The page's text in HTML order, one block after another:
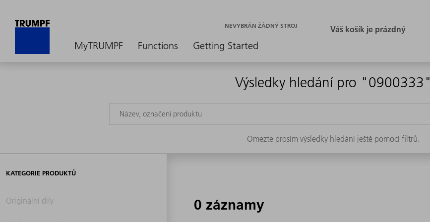
MyTRUMPF Functions Getting Started
NEVYBRÁN ŽÁDNÝ STROJ
Výsledky hledání pro "0900333"
Omezte prosím výsledky hledání ještě pomocí filtrů.
KATEGORIE PRODUKTŮ
Originální díly 0 záznamy